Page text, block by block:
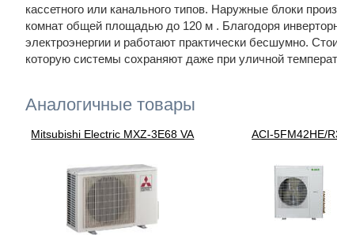
кассетного или канального типов. Наружные блоки
комнат общей площадью до 120 м . Благодоря
электроэнергии и работают практически бесшумно.
которую системы сохраняют даже при уличной
Аналогичные товары
Mitsubishi Electric MXZ-3E68 VA ACI-5FM42HE/